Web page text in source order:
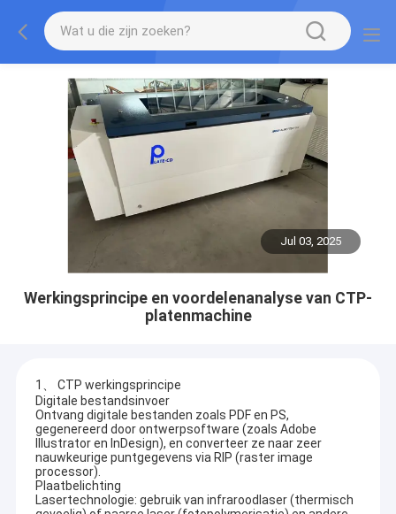
Jul 03, 2025
Werkingsprincipe en voordelenanalyse van CTP-
platenmachine
1、 CTP werkingsprincipe
Digitale bestandsinvoer
Ontvang digitale bestanden zoals PDF en PS,
gegenereerd door ontwerpsoftware (zoals Adobe
Illustrator en InDesign), en converteer ze naar zeer
nauwkeurige puntgegevens via RIP (raster image
processor).
Plaatbelichting
Lasertechnologie: gebruik van infraroodlaser (thermisch